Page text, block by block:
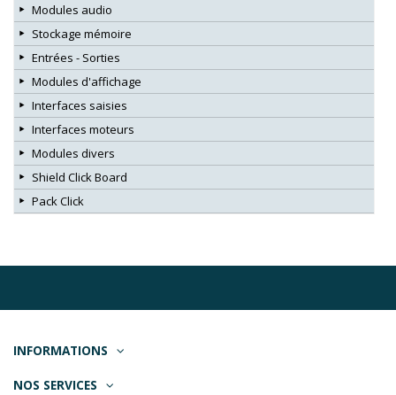
Modules audio
Stockage mémoire
Entrées - Sorties
Modules d'affichage
Interfaces saisies
Interfaces moteurs
Modules divers
Shield Click Board
Pack Click
INFORMATIONS
NOS SERVICES